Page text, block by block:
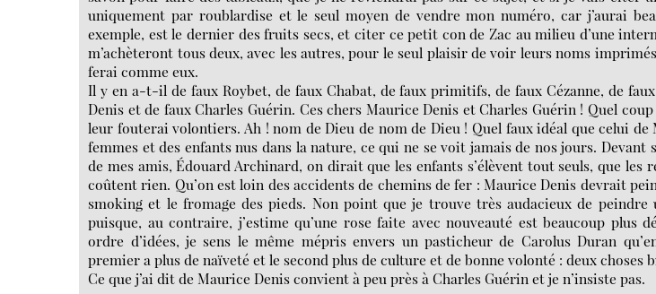
uniquement par roublardise et le seul moyen de vendre mon numéro, car j’aurai
exemple, est le dernier des fruits secs, et citer ce petit con de Zac au milieu d’une
m’achèteront tous deux, avec les autres, pour le seul plaisir de voir leurs noms
ferai comme eux.
Il y en a-t-il de faux Roybet, de faux Chabat, de faux primitifs, de faux Cézanne, de
Denis et de faux Charles Guérin. Ces chers Maurice Denis et Charles Guérin ! Quel
leur fouterai volontiers. Ah ! nom de Dieu de nom de Dieu ! Quel faux idéal que celui
femmes et des enfants nus dans la nature, ce qui ne se voit jamais de nos jours. Devant
de mes amis, Édouard Archinard, on dirait que les enfants s’élèvent tout seuls, que les
coûtent rien. Qu’on est loin des accidents de chemins de fer : Maurice Denis devrait
smoking et le fromage des pieds. Non point que je trouve très audacieux de peindre
puisque, au contraire, j’estime qu’une rose faite avec nouveauté est beaucoup plus
ordre d’idées, je sens le même mépris envers un pasticheur de Carolus Duran
premier a plus de naïveté et le second plus de culture et de bonne volonté : deux choses
Ce que j’ai dit de Maurice Denis convient à peu près à Charles Guérin et je n’insiste pas.